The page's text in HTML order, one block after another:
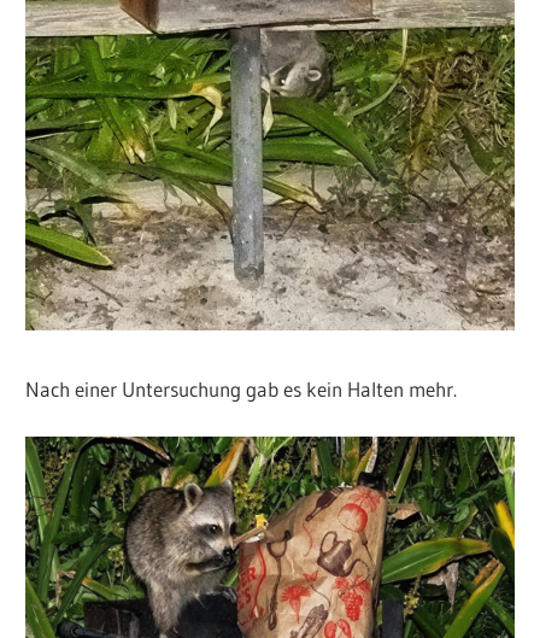
Nach einer Untersuchung gab es kein Halten mehr.